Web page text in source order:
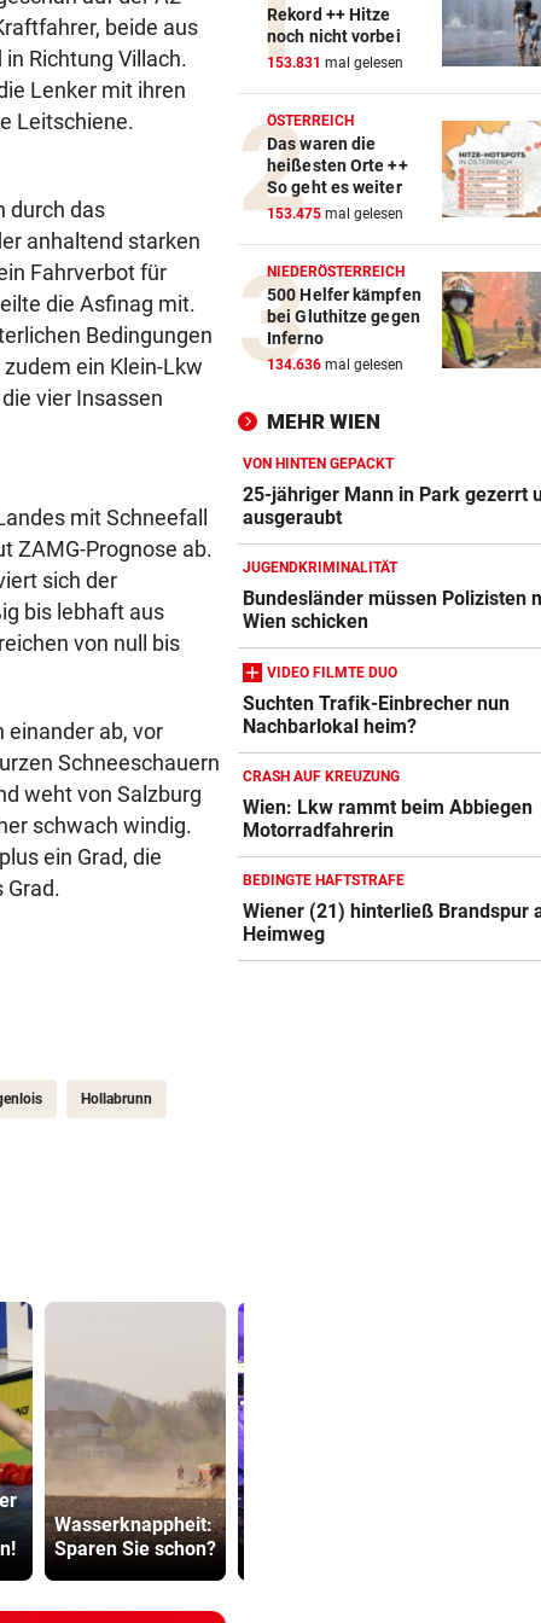
beide aus
Richtung Villach.
Lenker mit ihren
Leitschiene.
durch das
anhaltend starken
Fahrverbot für
die Asfinag mit.
Bedingungen
ein Klein-Lkw
vier Insassen
mit Schneefall
ZAMG-Prognose ab.
sich der
bis lebhaft aus
von null bis
einander ab, vor
Schneeschauern
weht von Salzburg
schwach windig.
ein Grad, die
Grad.
Hollabrunn
Wasserknappheit:
Sparen Sie schon?
Rekord ++ Hitze
noch nicht vorbei
153.831 mal gelesen
ÖSTERREICH
Das waren die
heißesten Orte ++
So geht es weiter
153.475 mal gelesen
NIEDERÖSTERREICH
500 Helfer kämpfen
bei Gluthitze gegen
Inferno
134.636 mal gelesen
MEHR WIEN
VON HINTEN GEPACKT
25-jähriger Mann in Park gezerrt
ausgeraubt
JUGENDKRIMINALITÄT
Bundesländer müssen Polizisten
Wien schicken
VIDEO FILMTE DUO
Suchten Trafik-Einbrecher nun
Nachbarlokal heim?
CRASH AUF KREUZUNG
Wien: Lkw rammt beim Abbiegen
Motorradfahrerin
BEDINGTE HAFTSTRAFE
Wiener (21) hinterließ Brandspur
Heimweg